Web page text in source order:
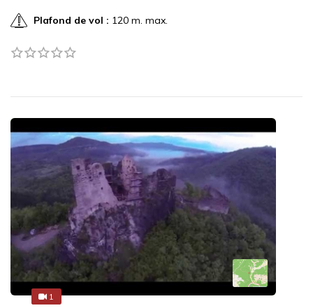
Plafond de vol : 120 m. max.
1
1